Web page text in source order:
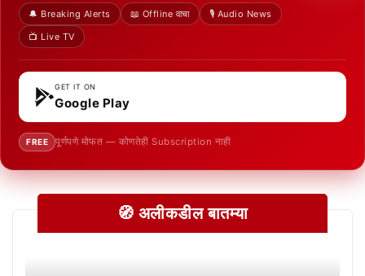
🔔 Breaking Alerts 📖 Offline वाचा
🎙️ Audio News
📺 Live TV
GET IT ON
Google Play
FREE पूर्णपणे मोफत — कोणतेही Subscription नाही
🧭 अलीकडील बातम्या